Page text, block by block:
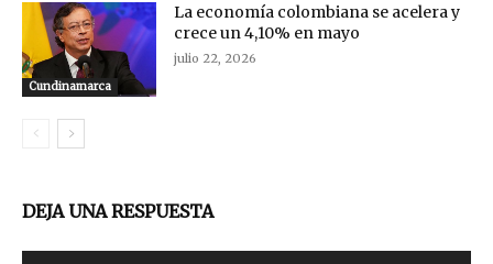
Cundinamarca
La economía colombiana se acelera y
crece un 4,10% en mayo
julio 22, 2026
DEJA UNA RESPUESTA